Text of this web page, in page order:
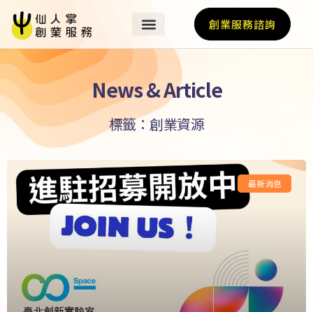
創業服務諮詢
News & Article
標籤：創業資源
最新消息